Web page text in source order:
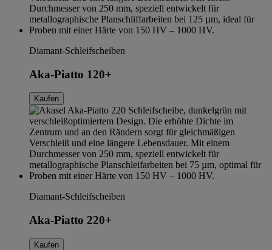
Diamant-Schleifscheiben
Aka-Piatto 120+
Kaufen
Diamant-Schleifscheiben
Aka-Piatto 220+
Kaufen